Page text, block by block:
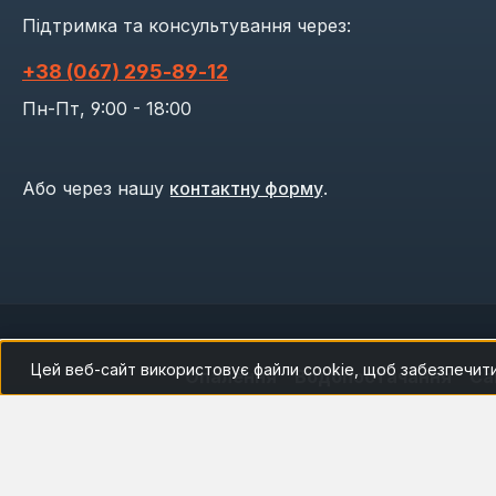
Підтримка та консультування через:
+38 (067) 295‑89‑12
Пн-Пт, 9:00 - 18:00
Або через нашу контактну форму.
Опалення Водопостачання
Цей веб-сайт використовує файли cookie, щоб